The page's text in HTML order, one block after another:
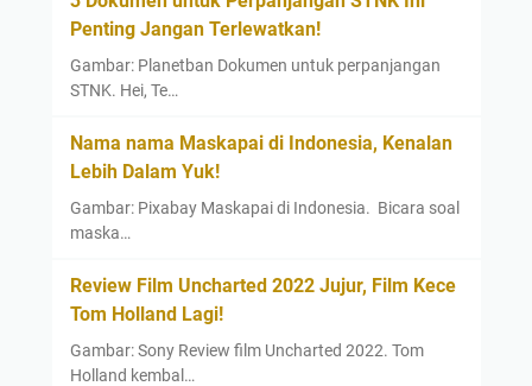
a
s
a
Penting Jangan Terlewatkan!
Gambar: Planetban Dokumen untuk perpanjangan
STNK. Hei, Te…
Nama nama Maskapai di Indonesia, Kenalan
Lebih Dalam Yuk!
Gambar: Pixabay Maskapai di Indonesia. Bicara soal
maska…
Review Film Uncharted 2022 Jujur, Film Kece
Tom Holland Lagi!
Gambar: Sony Review film Uncharted 2022. Tom
Holland kembal…